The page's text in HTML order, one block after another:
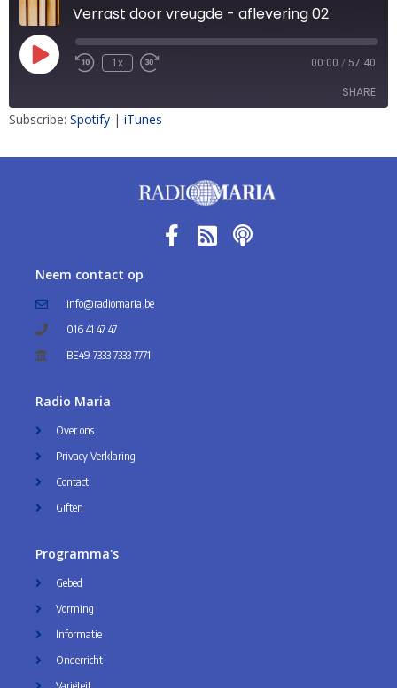
Verrast door vreugde - aflevering 02
1x 00:00 / 57:40
SHARE
Subscribe: Spotify | iTunes
Neem contact op
info@radiomaria.be
016 41 47 47
BE49 7333 7333 7771
Radio Maria
Over ons
Privacy Verklaring
Contact
Giften
Programma's
Gebed
Vorming
Informatie
Onderricht